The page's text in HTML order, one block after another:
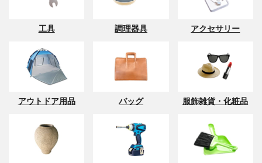
工具 調理器具 アクセサリー
アウトドア用品 バッグ 服飾雑貨・化粧品